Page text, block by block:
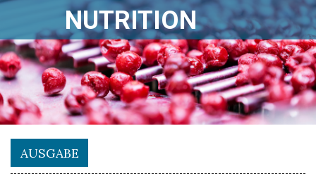
NUTRITION
AUSGABE